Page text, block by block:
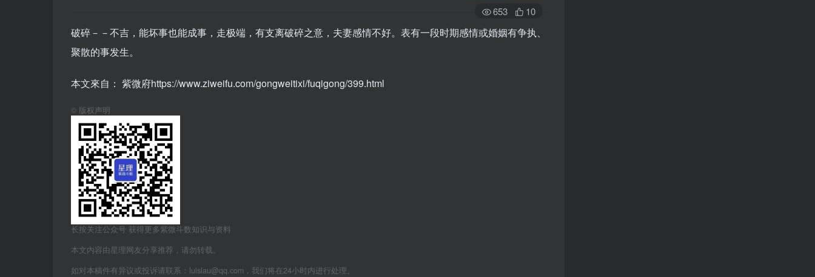
653 10
破碎－－不吉，能坏事也能成事，走极端，有支离破碎之意，夫妻感情不好。表有一段时期感情或婚姻有争执、
聚散的事发生。
本文來自： 紫微府https://www.ziweifu.com/gongweitixi/fuqigong/399.html
© 版权声明
长按关注公众号 获得更多紫微斗数知识与资料
本文内容由星理网友分享推荐，请勿转载。
如对本稿件有异议或投诉请联系：luislau@qq.com，我们将在24小时内进行处理。